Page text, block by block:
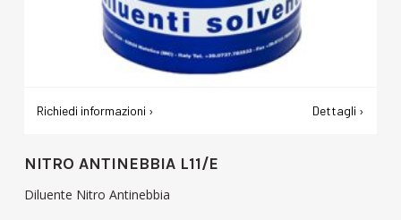
Richiedi informazioni › Dettagli ›
NITRO ANTINEBBIA L11/E
Diluente Nitro Antinebbia